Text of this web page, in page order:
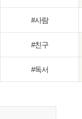
#사람
#친구
#독서